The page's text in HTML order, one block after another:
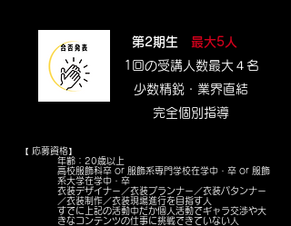
第2期生 最大5人
1回の受講人数最大４名
​少数精鋭・業界直結
完全個別指導
【 応募資格】
年齢：20歳以上
​高校服飾科卒 or 服飾系専門学校在学中・卒 or 服飾
系大学在学中・卒
衣装デザイナー／衣装プランナー／衣装パタンナー
／衣装制作／衣装現場進行を目指す人
すでに上記の活動中だか個人活動でギャラ交渉や大
きなコンテンツの仕事に挑戦できていない人